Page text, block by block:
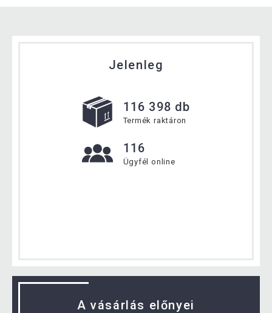
Jelenleg
116 398 db
Termék raktáron
116
Ügyfél online
A vásárlás előnyei